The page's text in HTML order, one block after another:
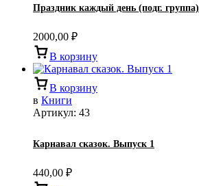
Праздник каждый день (подг. группа)
2000,00 ₽
В корзину
В корзину
в Книги
Артикул: 43
Карнавал сказок. Выпуск 1
440,00 ₽